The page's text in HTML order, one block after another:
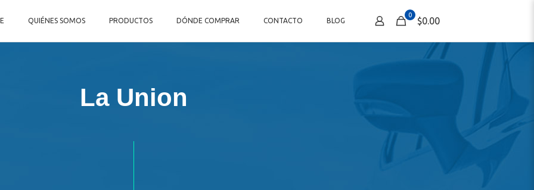
QUIÉNES SOMOS PRODUCTOS DÓNDE COMPRAR CONTACTO BLOG
0
$0.00
La Union